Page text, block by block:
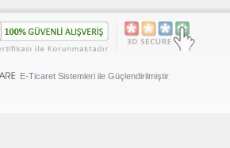
E-Ticaret Sistemleri ile Güçlendirilmiştir